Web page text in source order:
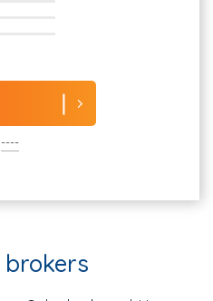
----
brokers